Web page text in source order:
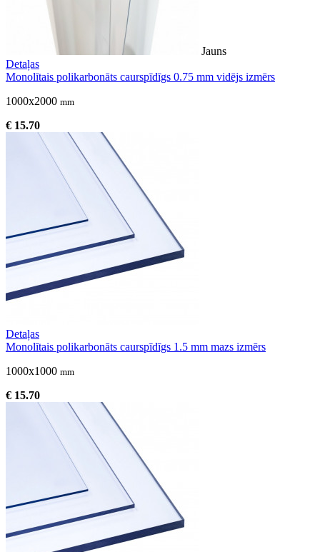
Jauns
Detaļas
Monolītais polikarbonāts caurspīdīgs 0.75 mm vidējs izmērs
1000x2000 mm
€ 15.70
Detaļas
Monolītais polikarbonāts caurspīdīgs 1.5 mm mazs izmērs
1000x1000 mm
€ 15.70